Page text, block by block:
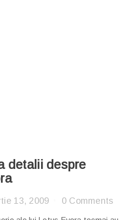
detalii despre
13, 2009 0 Comments